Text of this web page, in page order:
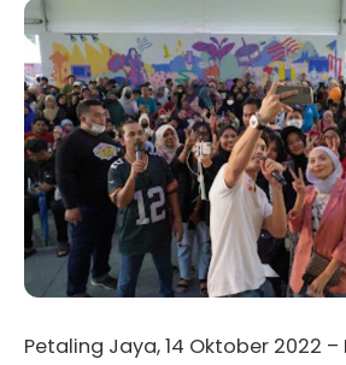
Petaling Jaya, 14 Oktober 2022 –